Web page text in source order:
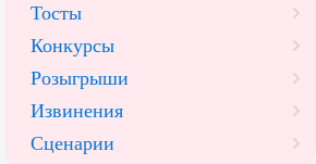
Тосты
Конкурсы
Розыгрыши
Извинения
Сценарии